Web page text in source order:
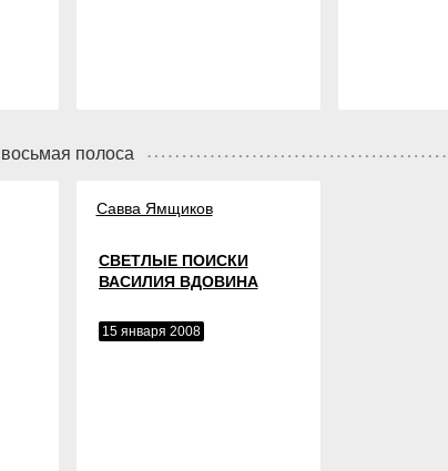
восьмая полоса
Савва Ямщиков
СВЕТЛЫЕ ПОИСКИ
ВАСИЛИЯ ВДОВИНА
15 января 2008